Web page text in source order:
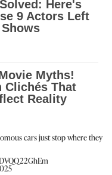
cars just stop where they